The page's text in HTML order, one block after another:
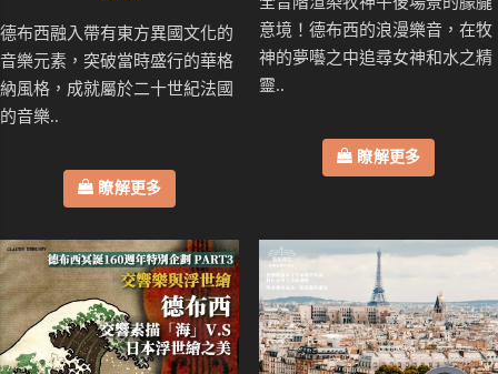
德布西融入帶有東方異國文化的
音樂元素，突破當時盛行的華格
納風格，成就屬於二十世紀法國
的音樂..
瞭解更多
意境！德布西的浪漫樂音，在牧
神的夢囈之中追尋女神和水之精
靈..
瞭解更多